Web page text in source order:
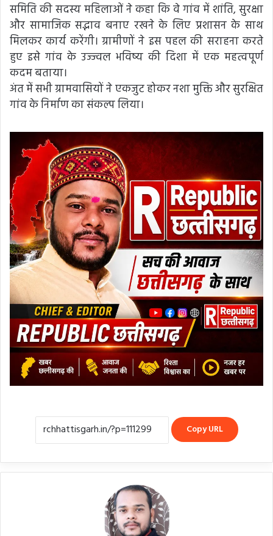
समिति की सदस्य महिलाओं ने कहा कि वे गांव में शांति, सुरक्षा
और सामाजिक सद्भाव बनाए रखने के लिए प्रशासन के साथ
मिलकर कार्य करेंगी। ग्रामीणों ने इस पहल की सराहना करते
हुए इसे गांव के उज्ज्वल भविष्य की दिशा में एक महत्वपूर्ण
कदम बताया।
अंत में सभी ग्रामवासियों ने एकजुट होकर नशा मुक्ति और सुरक्षित
गांव के निर्माण का संकल्प लिया।
Copy URL